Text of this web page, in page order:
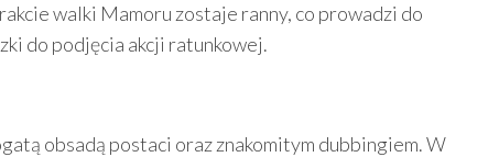
walki Mamoru zostaje ranny, co prowadzi do
do podjęcia akcji ratunkowej.
obsadą postaci oraz znakomitym dubbingiem. W